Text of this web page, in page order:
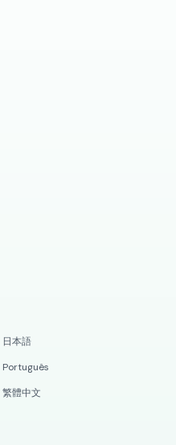
日本語
Português
繁體中文